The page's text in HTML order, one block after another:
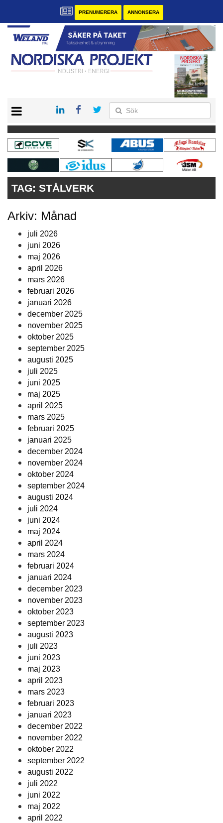
PRENUMERERA ANNONSERA
KONTAKT
VÅRA ANDRA MAGASIN
PRENUMERERA
ANNONSERA
TAG: STÅLVERK
Arkiv: Månad
juli 2026
juni 2026
maj 2026
april 2026
mars 2026
februari 2026
januari 2026
december 2025
november 2025
oktober 2025
september 2025
augusti 2025
juli 2025
juni 2025
maj 2025
april 2025
mars 2025
februari 2025
januari 2025
december 2024
november 2024
oktober 2024
september 2024
augusti 2024
juli 2024
juni 2024
maj 2024
april 2024
mars 2024
februari 2024
januari 2024
december 2023
november 2023
oktober 2023
september 2023
augusti 2023
juli 2023
juni 2023
maj 2023
april 2023
mars 2023
februari 2023
januari 2023
december 2022
november 2022
oktober 2022
september 2022
augusti 2022
juli 2022
juni 2022
maj 2022
april 2022